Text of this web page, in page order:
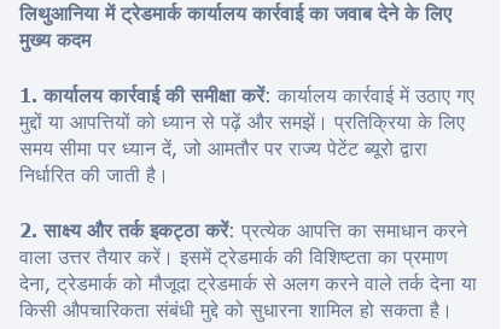
लिथुआनिया में ट्रेडमार्क कार्यालय कार्रवाई का जवाब देने के लिए
मुख्य कदम
1. कार्यालय कार्रवाई की समीक्षा करें: कार्यालय कार्रवाई में उठाए गए
मुद्दों या आपत्तियों को ध्यान से पढ़ें और समझें। प्रतिक्रिया के लिए
समय सीमा पर ध्यान दें, जो आमतौर पर राज्य पेटेंट ब्यूरो द्वारा
निर्धारित की जाती है।
2. साक्ष्य और तर्क इकट्ठा करें: प्रत्येक आपत्ति का समाधान करने
वाला उत्तर तैयार करें। इसमें ट्रेडमार्क की विशिष्टता का प्रमाण
देना, ट्रेडमार्क को मौजूदा ट्रेडमार्क से अलग करने वाले तर्क देना या
किसी औपचारिकता संबंधी मुद्दे को सुधारना शामिल हो सकता है।